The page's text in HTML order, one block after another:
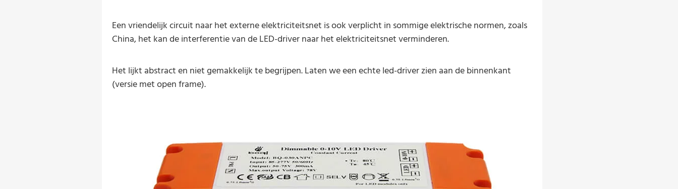
Een vriendelijk circuit naar het externe elektriciteitsnet is ook verplicht in sommige elektrische normen, zoals
China, het kan de interferentie van de LED-driver naar het elektriciteitsnet verminderen.
Het lijkt abstract en niet gemakkelijk te begrijpen. Laten we een echte led-driver zien aan de binnenkant
(versie met open frame).